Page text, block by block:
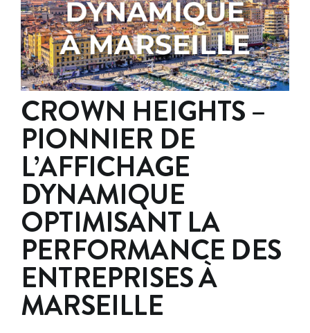
CROWN HEIGHTS –
PIONNIER DE
L’AFFICHAGE
DYNAMIQUE
OPTIMISANT LA
PERFORMANCE DES
ENTREPRISES À
MARSEILLE